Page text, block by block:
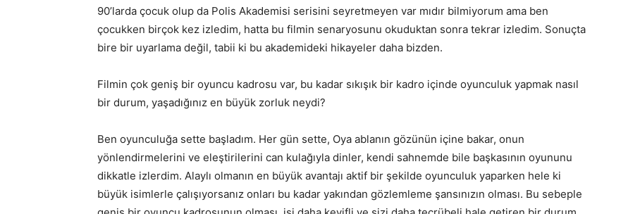
90’larda çocuk olup da Polis Akademisi serisini seyretmeyen var mıdır bilmiyorum ama ben
çocukken birçok kez izledim, hatta bu filmin senaryosunu okuduktan sonra tekrar izledim. Sonuçta
bire bir uyarlama değil, tabii ki bu akademideki hikayeler daha bizden.
Filmin çok geniş bir oyuncu kadrosu var, bu kadar sıkışık bir kadro içinde oyunculuk yapmak nasıl
bir durum, yaşadığınız en büyük zorluk neydi?
Ben oyunculuğa sette başladım. Her gün sette, Oya ablanın gözünün içine bakar, onun
yönlendirmelerini ve eleştirilerini can kulağıyla dinler, kendi sahnemde bile başkasının oyununu
dikkatle izlerdim. Alaylı olmanın en büyük avantajı aktif bir şekilde oyunculuk yaparken hele ki
büyük isimlerle çalışıyorsanız onları bu kadar yakından gözlemleme şansınızın olması. Bu sebeple